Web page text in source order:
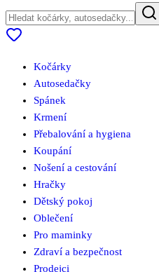
Kočárky
Autosedačky
Spánek
Krmení
Přebalování a hygiena
Koupání
Nošení a cestování
Hračky
Dětský pokoj
Oblečení
Pro maminky
Zdraví a bezpečnost
Prodejci